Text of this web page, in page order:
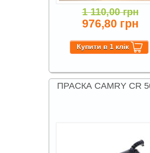
1 110,00 грн
976,80 грн
ПРАСКА CAMRY CR